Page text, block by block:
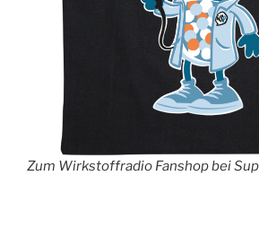
Zum Wirkstoffradio Fanshop bei